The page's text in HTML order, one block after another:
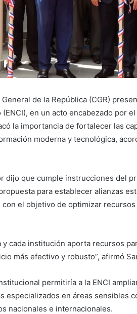
de la República (CGR)
en un acto encabezado por
la importancia de fortalecer las
moderna y tecnológica,
dijo que cumple instrucciones del
para establecer alianzas
el objetivo de optimizar recursos
y cada institución aporta recursos
más efectivo y robusto”, afirmó
permitiría a la ENCI
especializados en áreas sensibles
nacionales e internacionales.